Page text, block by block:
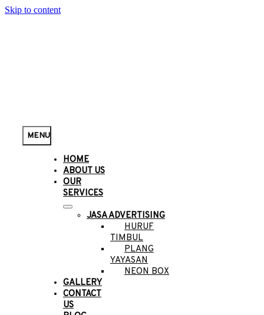
Skip to content
MENU
HOME
ABOUT US
OUR
SERVICES
JASA ADVERTISING
HURUF
TIMBUL
PLANG
YAYASAN
NEON BOX
GALLERY
CONTACT
US